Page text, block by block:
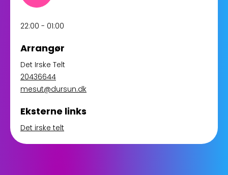
22:00 - 01:00
Arrangør
Det Irske Telt
20436644
mesut@dursun.dk
Eksterne links
Det irske telt